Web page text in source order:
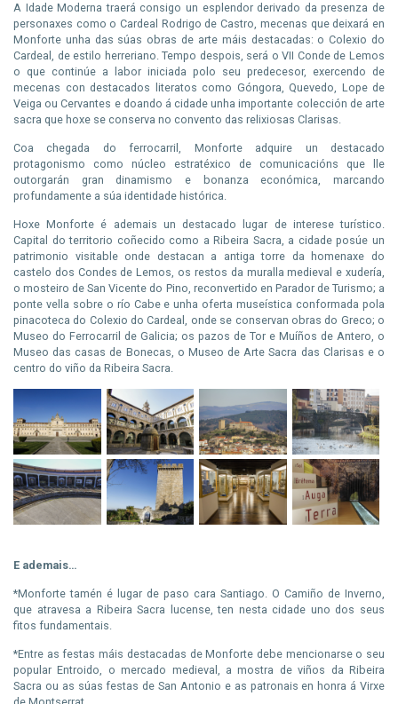
A Idade Moderna traerá consigo un esplendor derivado da presenza de
personaxes como o Cardeal Rodrigo de Castro, mecenas que deixará en
Monforte unha das súas obras de arte máis destacadas: o Colexio do
Cardeal, de estilo herreriano. Tempo despois, será o VII Conde de Lemos
o que continúe a labor iniciada polo seu predecesor, exercendo de
mecenas con destacados literatos como Góngora, Quevedo, Lope de
Veiga ou Cervantes e doando á cidade unha importante colección de arte
sacra que hoxe se conserva no convento das relixiosas Clarisas.
Coa chegada do ferrocarril, Monforte adquire un destacado
protagonismo como núcleo estratéxico de comunicacións que lle
outorgarán gran dinamismo e bonanza económica, marcando
profundamente a súa identidade histórica.
Hoxe Monforte é ademais un destacado lugar de interese turístico.
Capital do territorio coñecido como a Ribeira Sacra, a cidade posúe un
patrimonio visitableonde destacan a antiga torre da homenaxe do
castelo dos Condes de Lemos, os restos da muralla medieval e xudería,
o mosteiro de San Vicente do Pino, reconvertido en Parador de Turismo; a
ponte vella sobre o río Cabe e unha oferta museística conformada pola
pinacoteca do Colexio do Cardeal, onde se conservan obras do Greco; o
Museo do Ferrocarril de Galicia; os pazos de Tor e Muíños de Antero, o
Museo das casas de Bonecas, o Museo de Arte Sacra das Clarisas e o
centro do viño da Ribeira Sacra.
E ademais…
*Monforte tamén é lugar de paso cara Santiago. O Camiño de Inverno,
que atravesa a Ribeira Sacra lucense, ten nesta cidade uno dos seus
fitos fundamentais.
*Entre as festas máis destacadas de Monforte debe mencionarse o seu
popular Entroido, o mercado medieval, a mostra de viños da Ribeira
Sacra ou as súas festas de San Antonio e as patronais en honra á Virxe